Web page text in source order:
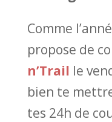
Comme
propose de
n’Trail le
bien te
tes 24h de